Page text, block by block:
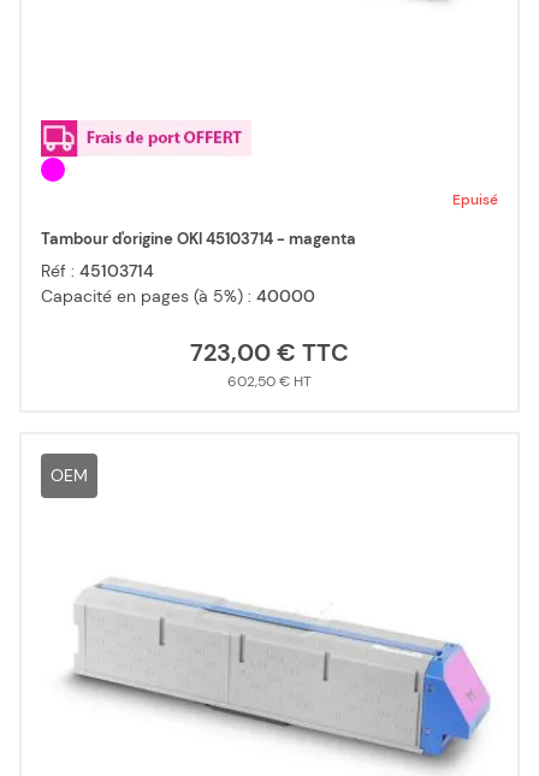
Epuisé
Tambour d'origine OKI 45103714 - magenta
Réf : 45103714
Capacité en pages (à 5%) : 40000
723,00 €
602,50 €
OEM